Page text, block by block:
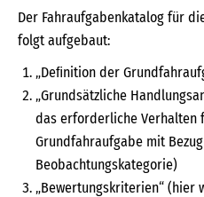
Der Fahraufgabenkatalog für
folgt aufgebaut:
„Deﬁnition der
„Grundsätzliche
das erforderliche Verhalten
Grundfahraufgabe mit
Beobachtungskategorie)
„Bewertungskriterien“ (hier